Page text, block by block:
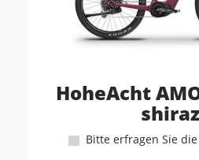
HoheAcht
shiraz
Bitte erfragen Sie